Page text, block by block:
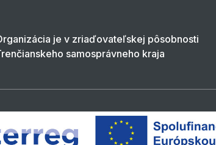
je v zriaďovateľskej pôsobnosti
samosprávneho kraja